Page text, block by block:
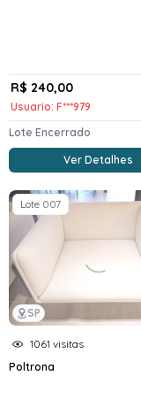
R$ 240,00
Usuario: F***979
Lote Encerrado
Ver Detalhes
SP
Lote 007
1061 visitas
Poltrona